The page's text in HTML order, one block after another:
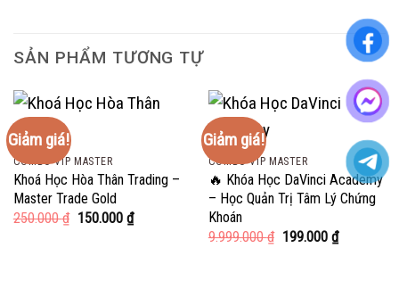
SẢN PHẨM TƯƠNG TỰ
Giảm giá!
COMBO VIP MASTER
Khoá Học Hòa Thân Trading –
Master Trade Gold
250.000₫ Giá
150.000 ₫Giá
Giảm giá!
COMBO VIP MASTER
🔥 Khóa Học DaVinci Academy
– Học Quản Trị Tâm Lý Chứng
Khoán
9.999.000₫ Giá
199.000 ₫Giá